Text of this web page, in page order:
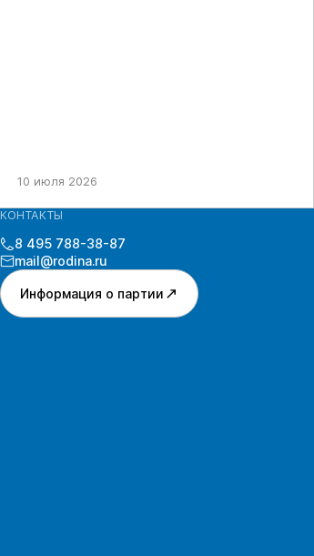
10 июля 2026
КОНТАКТЫ
8 495 788-38-87
mail@rodina.ru
Информация о партии